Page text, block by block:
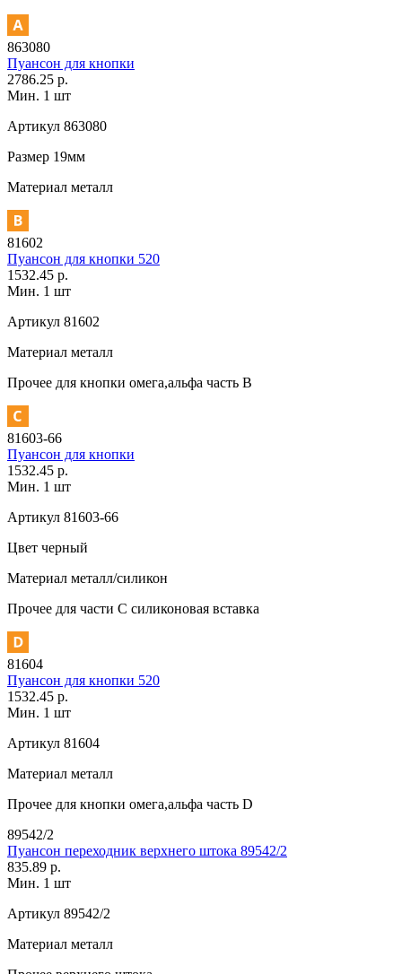
863080
Пуансон для кнопки
2786.25 р.
Мин. 1 шт
Артикул 863080
Размер 19мм
Материал металл
81602
Пуансон для кнопки 520
1532.45 р.
Мин. 1 шт
Артикул 81602
Материал металл
Прочее для кнопки омега,альфа часть В
81603-66
Пуансон для кнопки
1532.45 р.
Мин. 1 шт
Артикул 81603-66
Цвет черный
Материал металл/силикон
Прочее для части C силиконовая вставка
81604
Пуансон для кнопки 520
1532.45 р.
Мин. 1 шт
Артикул 81604
Материал металл
Прочее для кнопки омега,альфа часть D
89542/2
Пуансон переходник верхнего штока 89542/2
835.89 р.
Мин. 1 шт
Артикул 89542/2
Материал металл